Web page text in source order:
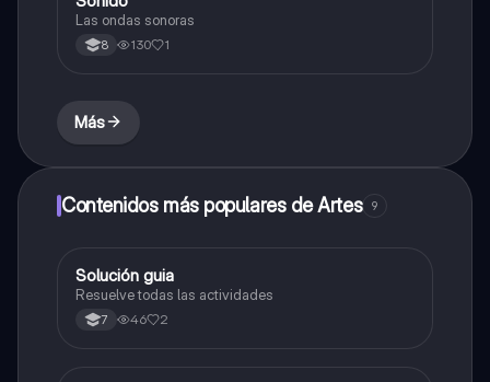
Las ondas sonoras
8 130 1
Más
Contenidos más populares de Artes 9
Artes
Solución guia
Resuelve todas las actividades
7 46 2